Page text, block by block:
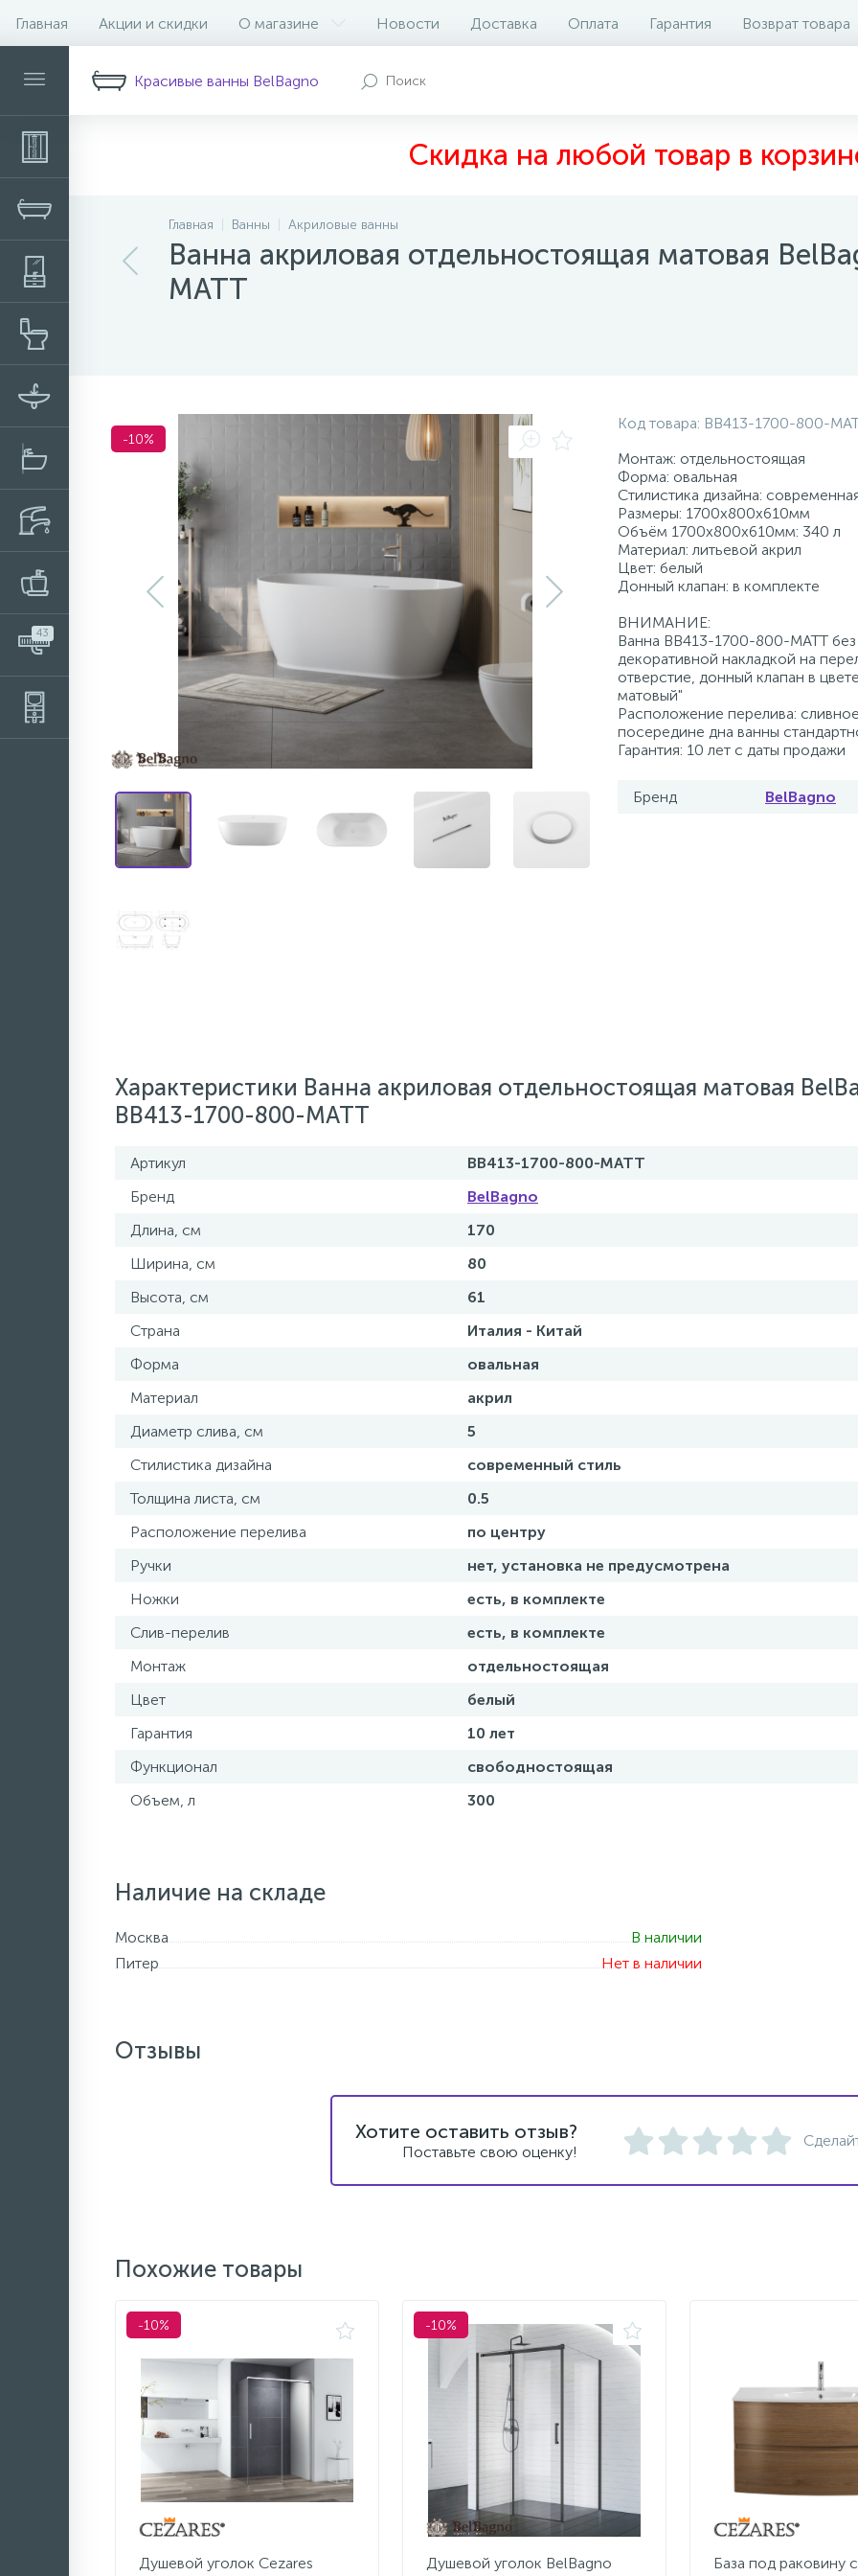
Главная Акции и скидки О магазине Новости Доставка Оплата Гарантия Возврат товара
Красивые ванны BelBagno
Скидка на любой товар в
43
Главная Ванны Акриловые ванны
Ванна акриловая отдельностоящая матовая
MATT
Описание Характеристики Наличие на складе Отзывы 0
-10%
Код товара: BB413-1700-800-
Монтаж: отдельностоящая
Форма: овальная
Стилистика дизайна:
Размеры: 1700x800x610мм
Объём 1700x800x610мм: 340 л
Материал: литьевой акрил
Цвет: белый
Донный клапан: в комплекте
ВНИМАНИЕ:
Ванна BB413-1700-800-MATT без
декоративной накладкой на
отверстие, донный клапан в
матовый"
Расположение перелива:
посередине дна ванны
Гарантия: 10 лет с даты продажи
Бренд BelBagno
Характеристики Ванна акриловая отдельностоящая матовая
BB413-1700-800-MATT
Артикул
BB413-1700-800-MATT
Бренд
BelBagno
Длина, см
170
Ширина, см
80
Высота, см
61
Страна
Италия - Китай
Форма
овальная
Материал
акрил
Диаметр слива, см
5
Стилистика дизайна
современный стиль
Толщина листа, см
0.5
Расположение перелива
по центру
Ручки
нет, установка не предусмотрена
Ножки
есть, в комплекте
Слив-перелив
есть, в комплекте
Монтаж
отдельностоящая
Цвет
белый
Гарантия
10 лет
Функционал
свободностоящая
Объем, л
300
Наличие на складе
Москва
В наличии
Питер
Нет в наличии
Отзывы
Хотите оставить отзыв?
Поставьте свою оценку!
Похожие товары
-10%
Душевой уголок Cezares
-10%
Душевой уголок BelBagno
База под раковину